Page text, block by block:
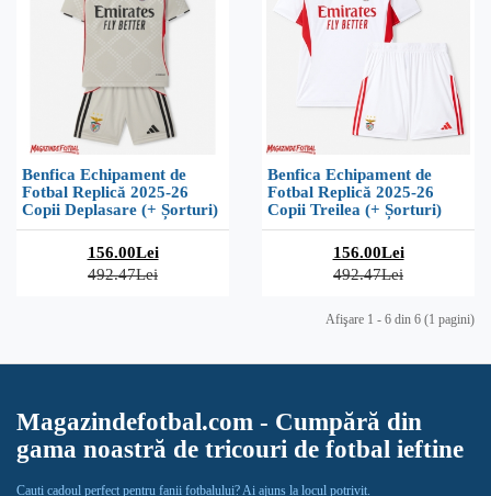
Benfica Echipament de
Fotbal Replică 2025-26
Copii Deplasare (+ Șorturi)
156.00Lei
492.47Lei
Benfica Echipament de
Fotbal Replică 2025-26
Copii Treilea (+ Șorturi)
156.00Lei
492.47Lei
Afişare 1 - 6 din 6 (1 pagini)
Magazindefotbal.com - Cumpără din
gama noastră de tricouri de fotbal ieftine
Cauți cadoul perfect pentru fanii fotbalului? Ai ajuns la locul potrivit.